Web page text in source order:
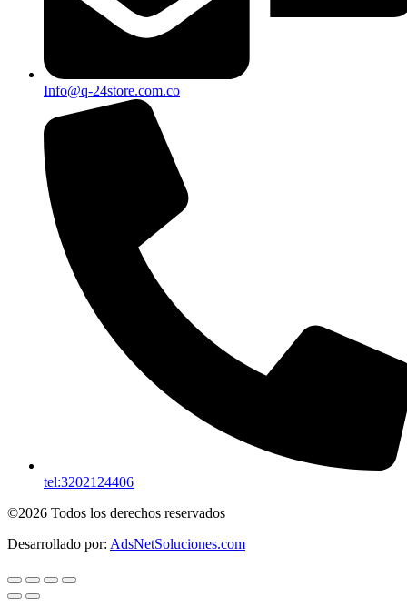
Info@q-24store.com.co
tel:3202124406
©2026 Todos los derechos reservados
Desarrollado por: AdsNetSoluciones.com